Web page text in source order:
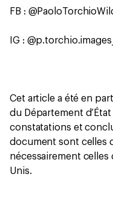
FB :
IG :
Cet article a été en
du Département
constatations et
document sont celles
nécessairement celles
Unis.